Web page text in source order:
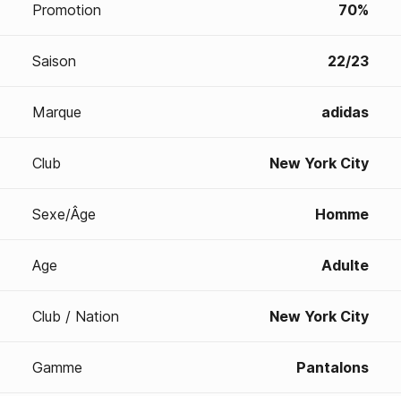
Promotion 70%
Saison 22/23
Marque adidas
Club New York City
Sexe/Âge Homme
Age Adulte
Club / Nation New York City
Gamme Pantalons